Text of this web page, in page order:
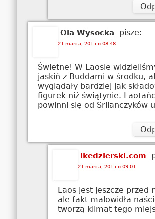
Ola Wysocka pisze:
21 marca, 2015 o 08:48
Świetne! W Laosie
jaskiń z Buddami w środku,
wyglądały bardziej jak
figurek niż świątynie.
powinni się od Srilanczyków
lkedzierski.com
21 marca, 2015 o 09:01
Laos jest jeszcze przed
ale fakt malowidła
tworzą klimat tego